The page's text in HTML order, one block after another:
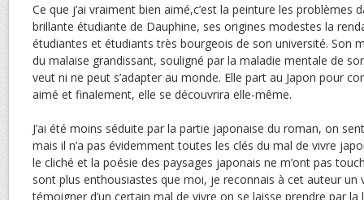
Ce que j’ai vraiment bien aimé,c’est la peinture les problèmes
brillante étudiante de Dauphine, ses origines modestes la
étudiantes et étudiants très bourgeois de son université. Son
du malaise grandissant, souligné par la maladie mentale de
veut ni ne peut s’adapter au monde. Elle part au Japon pour
aimé et finalement, elle se découvrira elle-même.
J’ai été moins séduite par la partie japonaise du roman, on
mais il n’a pas évidemment toutes les clés du mal de vivre
le cliché et la poésie des paysages japonais ne m’ont pas
sont plus enthousiastes que moi, je reconnais à cet auteur un
témoigner d’un certain mal de vivre on se laisse prendre par